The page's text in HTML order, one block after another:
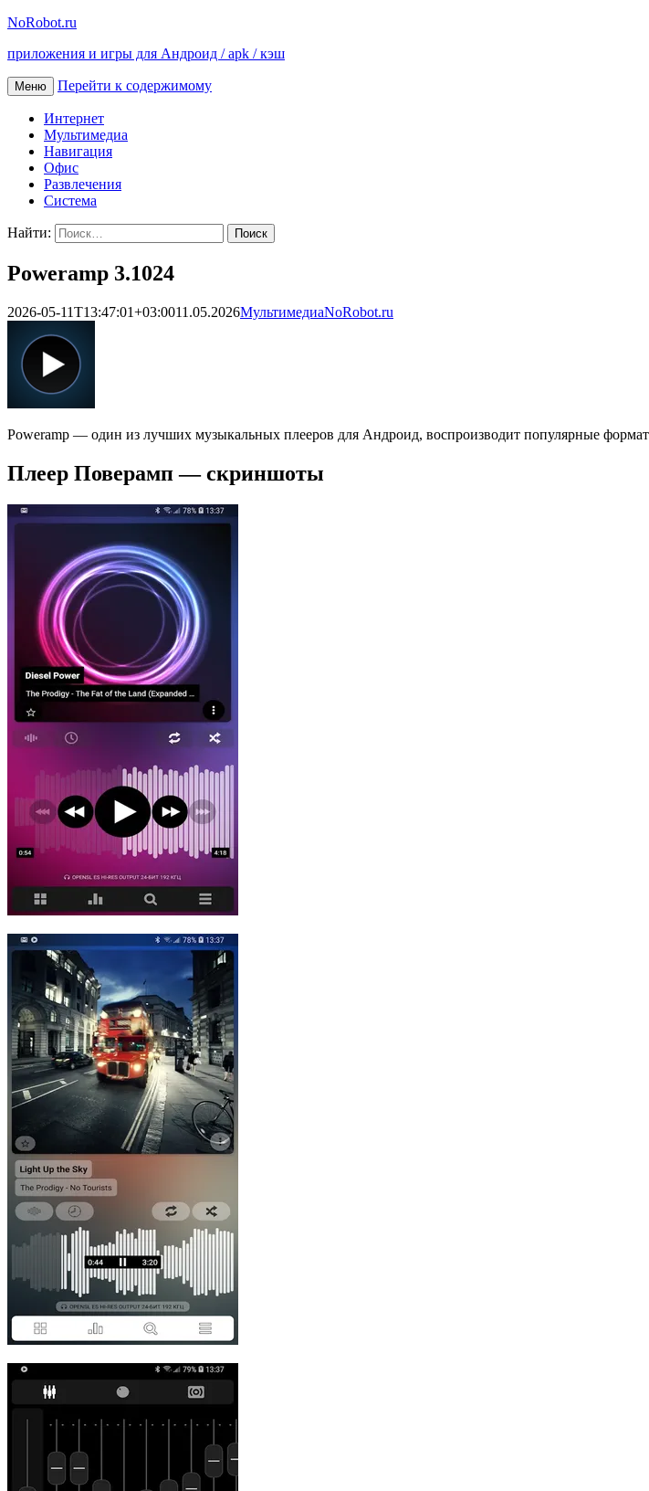
NoRobot.ru
приложения и игры для Андроид / apk / кэш
Меню Перейти к содержимому
Интернет
Мультимедиа
Навигация
Офис
Развлечения
Система
Найти:
Poweramp 3.1024
2026-05-11T13:47:01+03:0011.05.2026МультимедиаNoRobot.ru
Poweramp — один из лучших музыкальных плееров для Андроид, воспроизводит популярные
Плеер Поверамп — скриншоты